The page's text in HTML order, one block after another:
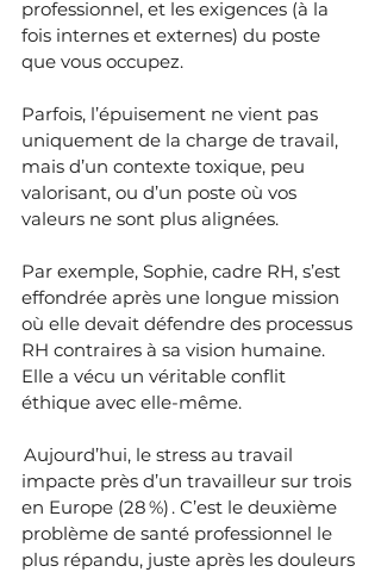
professionnel, et les exigences (à la
fois internes et externes) du poste
que vous occupez.
Parfois, l’épuisement ne vient pas
uniquement de la charge de travail,
mais d’un contexte toxique, peu
valorisant, ou d’un poste où vos
valeurs ne sont plus alignées.
Par exemple, Sophie, cadre RH, s’est
effondrée après une longue mission
où elle devait défendre des processus
RH contraires à sa vision humaine.
Elle a vécu un véritable conflit
éthique avec elle-même.
Aujourd’hui, le stress au travail
impacte près d’un travailleur sur trois
en Europe (28 %) . C’est le deuxième
problème de santé professionnel le
plus répandu, juste après les douleurs